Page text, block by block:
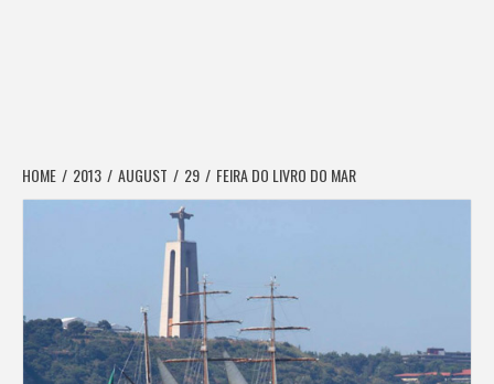
HOME 2013 AUGUST 29 FEIRA DO LIVRO DO MAR